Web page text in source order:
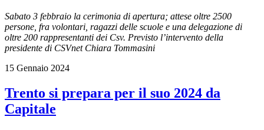
Sabato 3 febbraio la cerimonia di apertura; attese oltre 2500
persone, fra volontari, ragazzi delle scuole e una delegazione di
oltre 200 rappresentanti dei Csv. Previsto l’intervento della
presidente di CSVnet Chiara Tommasini
15 Gennaio 2024
Trento si prepara per il suo 2024 da
Capitale